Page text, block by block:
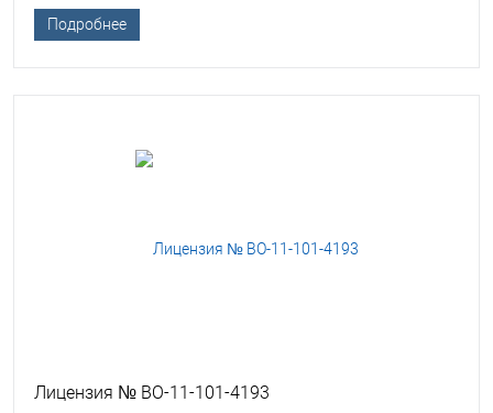
Подробнее
Лицензия № ВО-11-101-4193